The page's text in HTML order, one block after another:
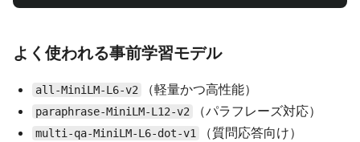
よく使われる事前学習モデル
all-MiniLM-L6-v2 （軽量かつ高性能）
paraphrase-MiniLM-L12-v2 （パラフレーズ対応）
multi-qa-MiniLM-L6-dot-v1 （質問応答向け）